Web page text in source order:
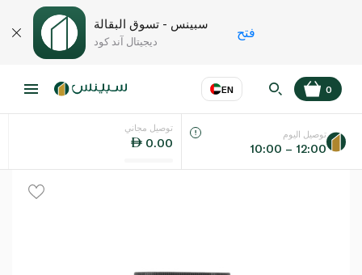
سبينس - تسوق البقالة
ديجيتال آند كود
فتح
EN
اللغة عر
0
توصيل مجاني
0.00
توصيل اليوم
10:00 – 12:00